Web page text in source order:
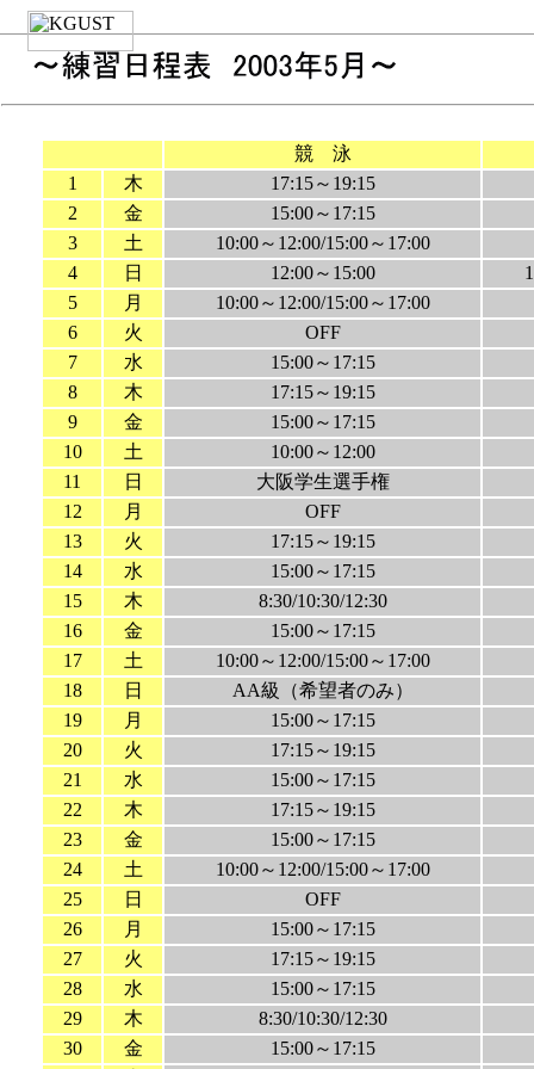
競 泳
1
木
17:15～19:15
2
金
15:00～17:15
3
土
10:00～12:00/15:00～17:00
4
日 12:00～15:00
5
月
10:00～12:00/15:00～17:00
6
火
OFF
7
水
15:00～17:15
8
木
17:15～19:15
9
金
15:00～17:15
10
土
10:00～12:00
11
日
大阪学生選手権
12
月
OFF
13
火
17:15～19:15
14
水
15:00～17:15
15
木
8:30/10:30/12:30
16
金
15:00～17:15
17
土
10:00～12:00/15:00～17:00
18
日
AA級（希望者のみ）
19
月
15:00～17:15
20
火
17:15～19:15
21
水
15:00～17:15
22
木
17:15～19:15
23
金
15:00～17:15
24
土
10:00～12:00/15:00～17:00
25
日
OFF
26
月
15:00～17:15
27
火
17:15～19:15
28
水
15:00～17:15
29
木
8:30/10:30/12:30
30
金
15:00～17:15